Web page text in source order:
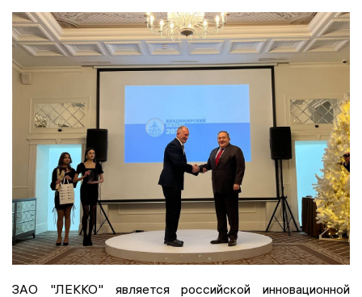
ЗАО "ЛЕККО" является российской инновационной